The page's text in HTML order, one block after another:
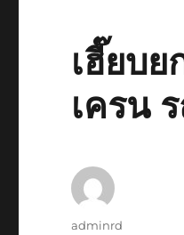
ติ
เ
เ
เฮี๊ยบ
เครน
Author
adminrd